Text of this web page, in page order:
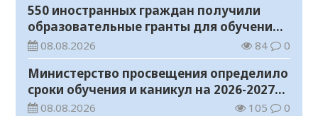
550 иностранных граждан получили
образовательные гранты для обучения в
Казахстане
08.08.2026 84 0
Министерство просвещения определило
сроки обучения и каникул на 2026-2027
учебный год
08.08.2026 105 0